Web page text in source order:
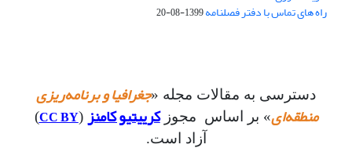
راه های تماس با دفتر فصلنامه1399-08-20
دسترسی به مقالات مجله «جغرافیا و برنامه‌ریزی
منطقه‌ای» بر اساس مجوزکرییتیو کامنز (
CC BY
)
آزاد است.